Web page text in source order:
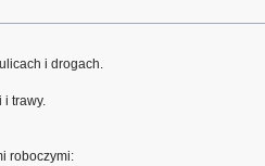
i drogach.
i trawy.
roboczymi: